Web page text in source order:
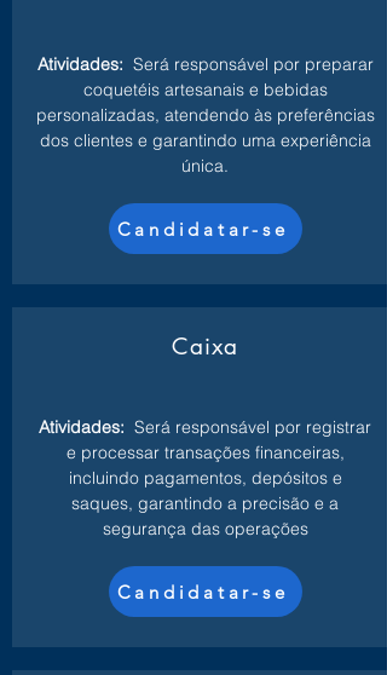
Atividades: Será responsável por preparar
coquetéis artesanais e bebidas
personalizadas, atendendo às preferências
dos clientes e garantindo uma experiência
única.
Candidatar-se
Caixa
Atividades: Será responsável por registrar
e processar transações financeiras,
incluindo pagamentos, depósitos e
saques, garantindo a precisão e a
segurança das operações
Candidatar-se